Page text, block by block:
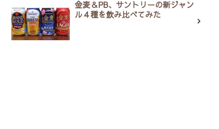
金麦＆PB、サントリーの新ジャン
ル４種を飲み比べてみた